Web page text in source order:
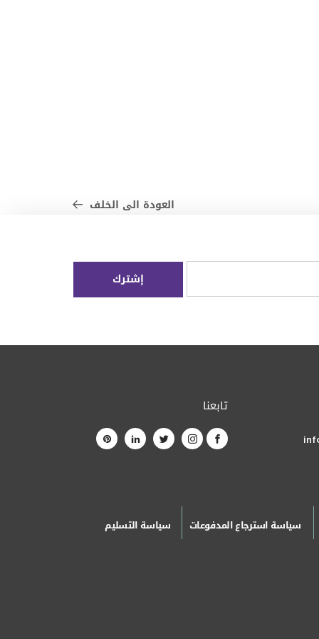
العودة الى الخلف
تابعنا
سياسة استرجاع المدفوعات سياسة التسليم